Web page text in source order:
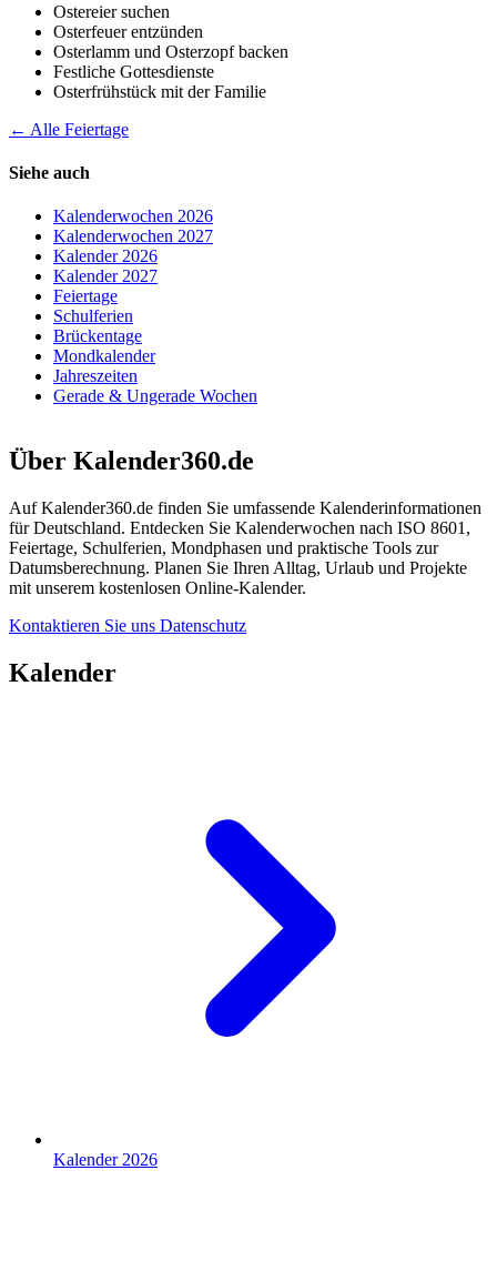
Ostereier suchen
Osterfeuer entzünden
Osterlamm und Osterzopf backen
Festliche Gottesdienste
Osterfrühstück mit der Familie
← Alle Feiertage
Siehe auch
Kalenderwochen 2026
Kalenderwochen 2027
Kalender 2026
Kalender 2027
Feiertage
Schulferien
Brückentage
Mondkalender
Jahreszeiten
Gerade & Ungerade Wochen
Über Kalender360.de
Auf Kalender360.de finden Sie umfassende Kalenderinformationen
für Deutschland. Entdecken Sie Kalenderwochen nach ISO 8601,
Feiertage, Schulferien, Mondphasen und praktische Tools zur
Datumsberechnung. Planen Sie Ihren Alltag, Urlaub und Projekte
mit unserem kostenlosen Online-Kalender.
Kontaktieren Sie uns Datenschutz
Kalender
Kalender 2026